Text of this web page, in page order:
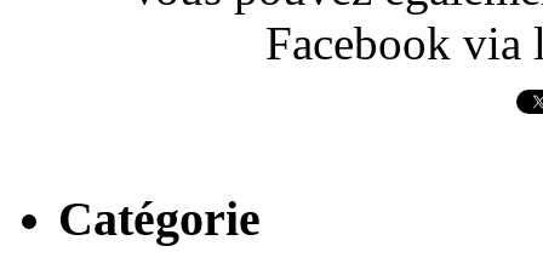
Facebook via
Catégorie